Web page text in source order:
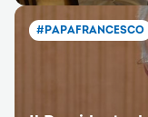
#PAPAFRANCESCO